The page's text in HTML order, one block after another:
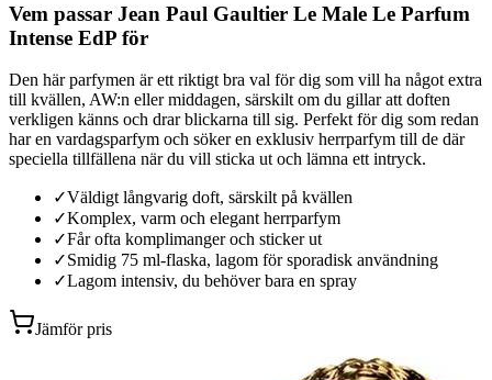
Vem passar Jean Paul Gaultier Le Male Le Parfum
Intense EdP för
Den här parfymen är ett riktigt bra val för dig som vill ha något extra
till kvällen, AW:n eller middagen, särskilt om du gillar att doften
verkligen känns och drar blickarna till sig. Perfekt för dig som redan
har en vardagsparfym och söker en exklusiv herrparfym till de där
speciella tillfällena när du vill sticka ut och lämna ett intryck.
✓Väldigt långvarig doft, särskilt på kvällen
✓Komplex, varm och elegant herrparfym
✓Får ofta komplimanger och sticker ut
✓Smidig 75 ml-flaska, lagom för sporadisk användning
✓Lagom intensiv, du behöver bara en spray
Jämför pris